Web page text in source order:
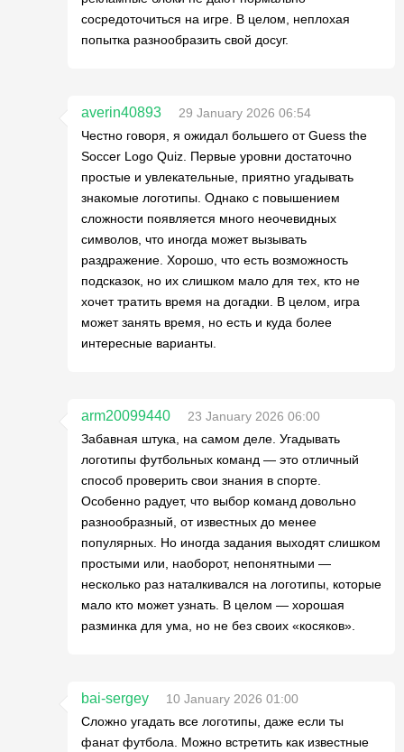
сосредоточиться на игре. В целом, неплохая
попытка разнообразить свой досуг.
averin40893
29 January 2026 06:54
Честно говоря, я ожидал большего от Guess the
Soccer Logo Quiz. Первые уровни достаточно
простые и увлекательные, приятно угадывать
знакомые логотипы. Однако с повышением
сложности появляется много неочевидных
символов, что иногда может вызывать
раздражение. Хорошо, что есть возможность
подсказок, но их слишком мало для тех, кто не
хочет тратить время на догадки. В целом, игра
может занять время, но есть и куда более
интересные варианты.
arm20099440
23 January 2026 06:00
Забавная штука, на самом деле. Угадывать
логотипы футбольных команд — это отличный
способ проверить свои знания в спорте.
Особенно радует, что выбор команд довольно
разнообразный, от известных до менее
популярных. Но иногда задания выходят слишком
простыми или, наоборот, непонятными —
несколько раз наталкивался на логотипы, которые
мало кто может узнать. В целом — хорошая
разминка для ума, но не без своих «косяков».
bai-sergey
10 January 2026 01:00
Сложно угадать все логотипы, даже если ты
фанат футбола. Можно встретить как известные